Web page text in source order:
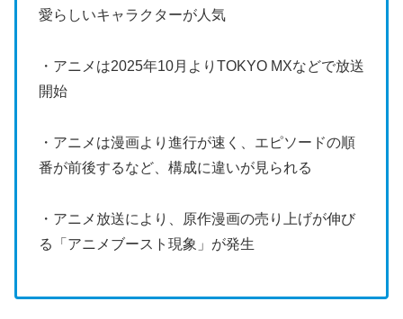
愛らしいキャラクターが人気
・アニメは2025年10月よりTOKYO MXなどで放送
開始
・アニメは漫画より進行が速く、エピソードの順
番が前後するなど、構成に違いが見られる
・アニメ放送により、原作漫画の売り上げが伸び
る「アニメブースト現象」が発生